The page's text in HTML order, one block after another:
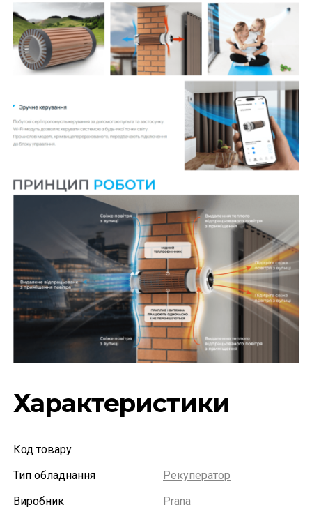
Характеристики
Код товару
Тип обладнання
Рекуператор
Виробник
Prana